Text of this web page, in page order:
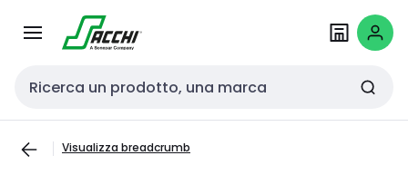
navigazionecontenuto
Cerca input
Visualizza breadcrumb